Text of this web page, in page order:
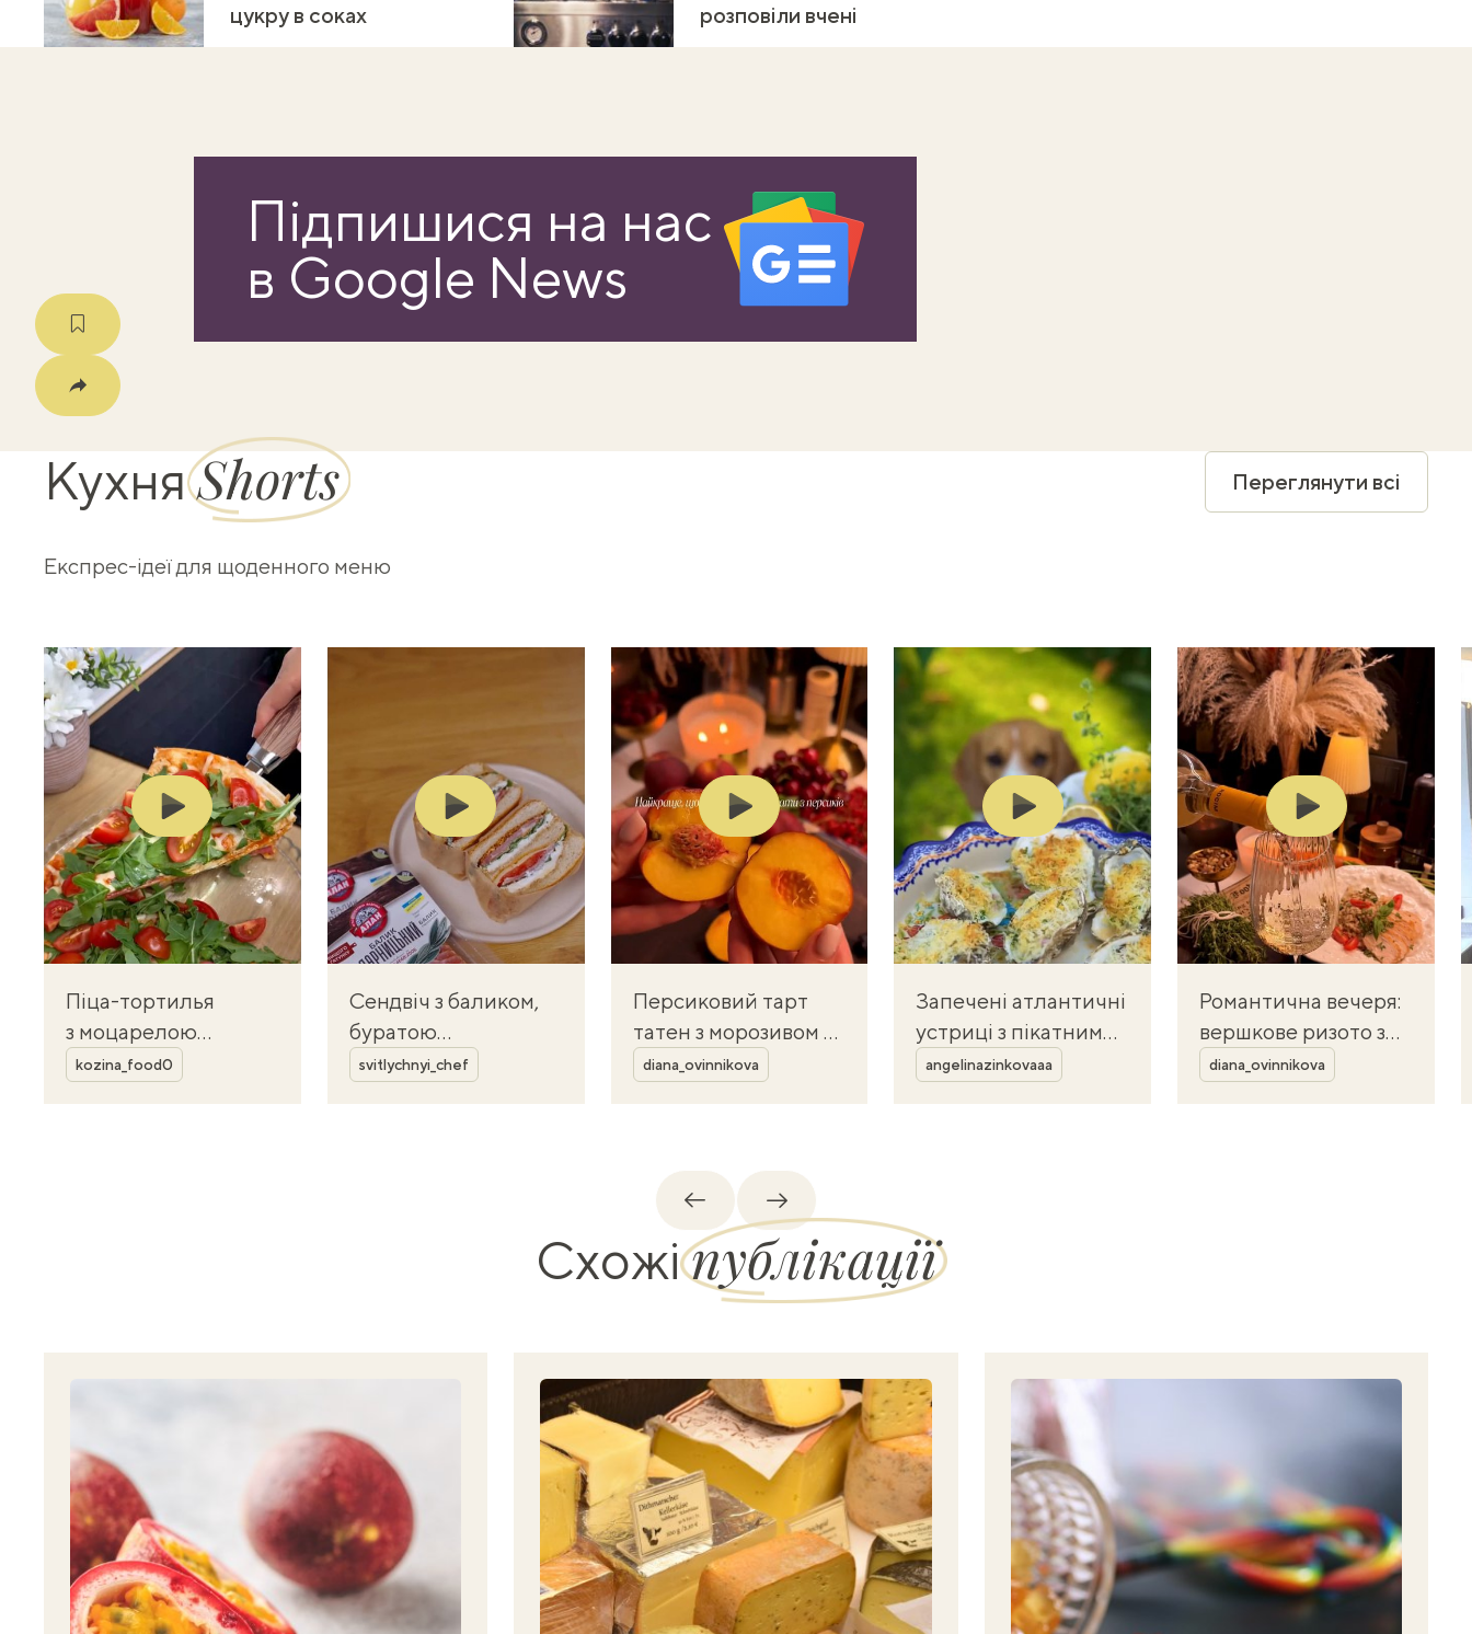
цукру в соках
розповіли вчені
Підпишися на нас
в Google News
СкопіюватиFacebookTelegram
КухняShorts
Експрес-ідеї для щоденного меню
Переглянути всі
Play
Піца-тортилья
з моцарелою
і ковбасою —
Автор
kozina_food0
Play
Сендвіч з баликом,
буратою
і томатами —
Автор
svitlychnyi_chef
Play
Персиковий тарт
татен з морозивом —
карамельний десерт
Автор
diana_ovinnikova
Play
Запечені атлантичні
устриці з пікатним
маслом і хрусткою
Автор
angelinazinkovaaa
Play
Романтична вечеря:
вершкове ризото з
куркою і білим
Автор
diana_ovinnikova
Назад Вперед
Схожіпублікації